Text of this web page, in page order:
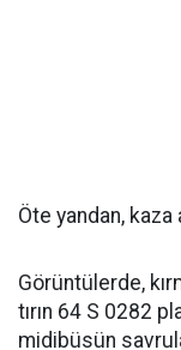
Öte yandan, kaza
Görüntülerde,
tırın 64 S 0282
midibüsün